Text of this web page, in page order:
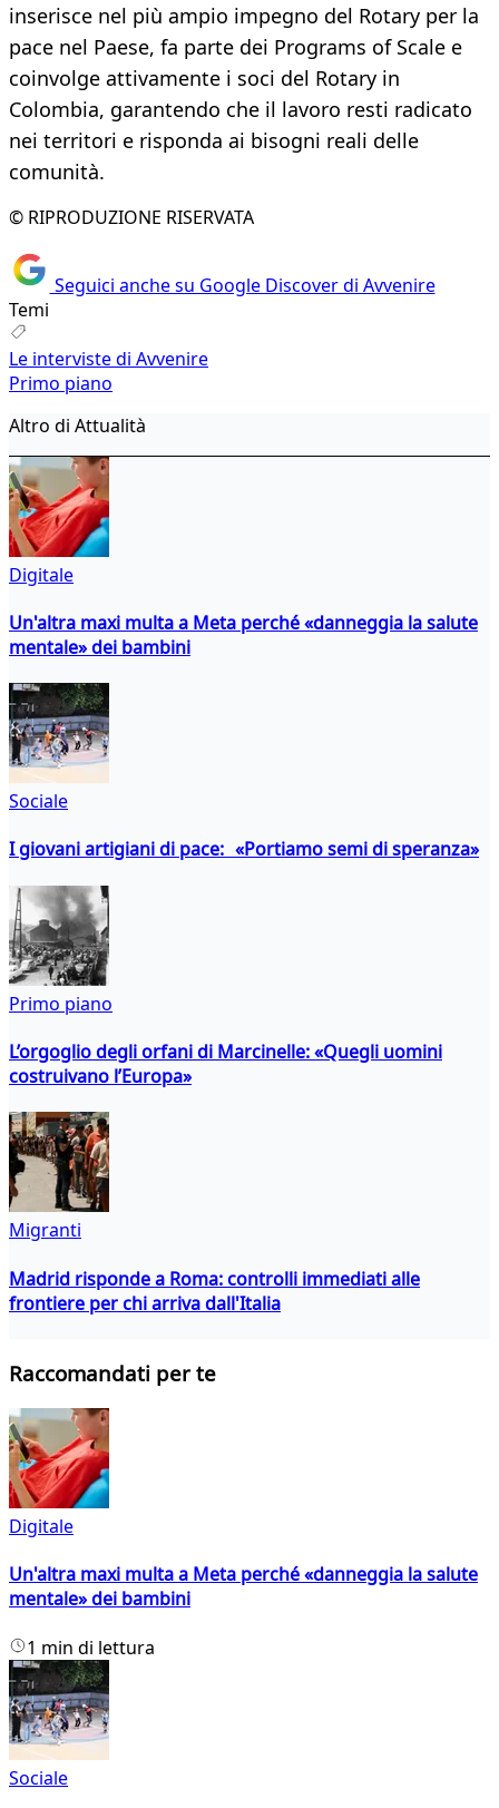
inserisce nel più ampio impegno del Rotary per la
pace nel Paese, fa parte dei Programs of Scale e
coinvolge attivamente i soci del Rotary in
Colombia, garantendo che il lavoro resti radicato
nei territori e risponda ai bisogni reali delle
comunità.
© RIPRODUZIONE RISERVATA
Seguici anche su Google Discover di Avvenire
Temi
Le interviste di Avvenire
Primo piano
Altro di Attualità
Digitale
Un'altra maxi multa a Meta perché «danneggia la salute
mentale» dei bambini
Sociale
I giovani artigiani di pace: «Portiamo semi di speranza»
Primo piano
L’orgoglio degli orfani di Marcinelle: «Quegli uomini
costruivano l’Europa»
Migranti
Madrid risponde a Roma: controlli immediati alle
frontiere per chi arriva dall'Italia
Raccomandati per te
Digitale
Un'altra maxi multa a Meta perché «danneggia la salute
mentale» dei bambini
1 min di lettura
Sociale